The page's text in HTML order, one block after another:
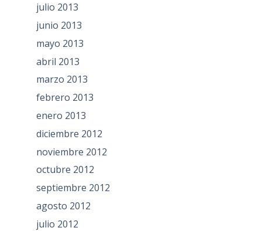
julio 2013
junio 2013
mayo 2013
abril 2013
marzo 2013
febrero 2013
enero 2013
diciembre 2012
noviembre 2012
octubre 2012
septiembre 2012
agosto 2012
julio 2012